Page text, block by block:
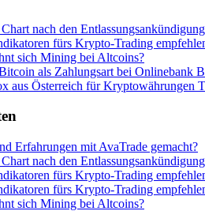
nach den
fürs Krypto-Trading
sich Mining bei Altcoins?
als Zahlungsart bei Onlinebank
aus Österreich für Kryptowährungen
Erfahrungen mit AvaTrade gemacht?
nach den
fürs Krypto-Trading
fürs Krypto-Trading
sich Mining bei Altcoins?